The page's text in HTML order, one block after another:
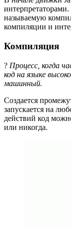
называемую
компиляции и
Компиляция
? Процесс, когда
код на языке
машинный.
Создается
запускается на
действий код
или никогда.